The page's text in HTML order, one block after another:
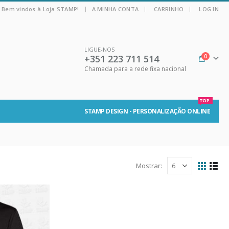
Bem vindos à Loja STAMP! | A MINHA CONTA CARRINHO LOG IN
LIGUE-NOS
+351 223 711 514
Chamada para a rede fixa nacional
0
STAMP DESIGN - PERSONALIZAÇÃO ONLINE
TOP
Mostrar: